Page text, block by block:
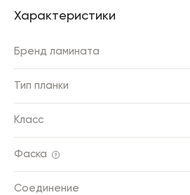
Характеристики
Бренд ламината
Тип планки
Класс
Фаска
Соединение